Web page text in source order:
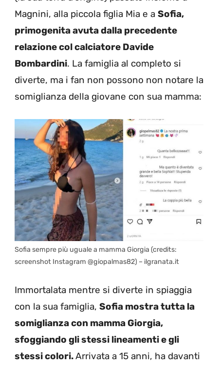
Magnini, alla piccola figlia Mia e a Sofia,
primogenita avuta dalla precedente
relazione col calciatore Davide
Bombardini. La famiglia al completo si
diverte, ma i fan non possono non notare la
somiglianza della giovane con sua mamma:
Sofia sempre più uguale a mamma Giorgia (credits:
screenshot Instagram @giopalmas82) – ilgranata.it
Immortalata mentre si diverte in spiaggia
con la sua famiglia, Sofia mostra tutta la
somiglianza con mamma Giorgia,
sfoggiando gli stessi lineamenti e gli
stessi colori.Arrivata a 15 anni, ha davanti